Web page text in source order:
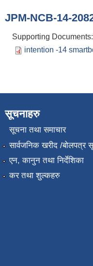
JPM-NCB-14-
Supporting Documents:
intention -14
सूचनाहरु
सूचना तथा समाचार
सार्वजनिक खरीद /बोलपत्र
एन, कानुन तथा निर्देशिका
कर तथा शुल्कहरु